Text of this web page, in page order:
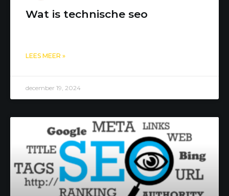
Wat is technische seo
LEES MEER »
december 19, 2024